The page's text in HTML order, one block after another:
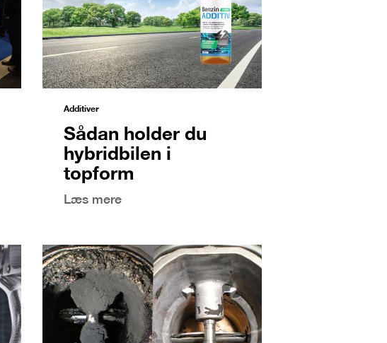
Additiver
Sådan holder du
hybridbilen i
topform
Læs mere